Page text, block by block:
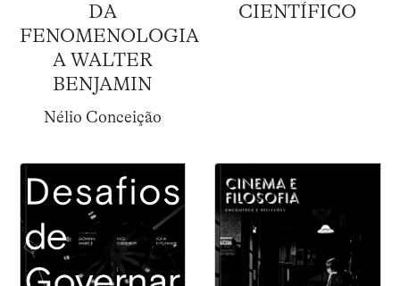
DA
FENOMENOLOGIA
A WALTER
BENJAMIN
Nélio Conceição
CIENTÍFICO